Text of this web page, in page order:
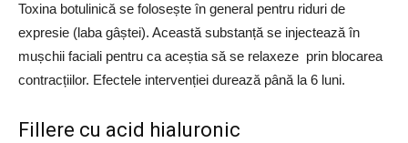
Toxina botulinică se folosește în general pentru riduri de
expresie (laba gâștei). Această substanță se injectează în
mușchii faciali pentru ca aceștia să se relaxeze prin blocarea
contracțiilor. Efectele intervenției durează până la 6 luni.
Fillere cu acid hialuronic